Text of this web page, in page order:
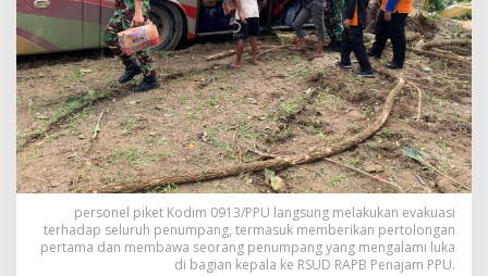
personel piket Kodim 0913/PPU langsung melakukan evakuasi
terhadap seluruh penumpang, termasuk memberikan pertolongan
pertama dan membawa seorang penumpang yang mengalami luka
di bagian kepala ke RSUD RAPB Penajam PPU.